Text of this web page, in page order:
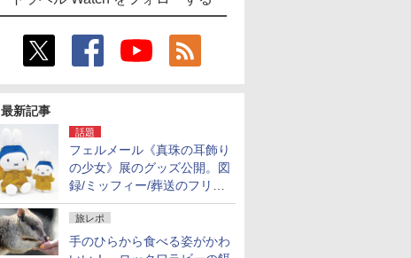
最新記事
話題
フェルメール《真珠の耳飾り
の少女》展のグッズ公開。図
録/ミッフィー/葬送のフリー
レンほか、注目ブランドコラ
ボが実現
旅レポ
手のひらから食べる姿がかわ